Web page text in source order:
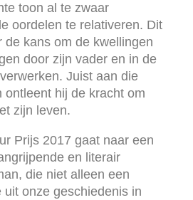
toon al te zwaar
oordelen te relativeren. Dit
de kans om de kwellingen
door zijn vader en in de
Juist aan die
ontleent hij de kracht om
zijn leven.
Prijs 2017 gaat naar een
en literair
die niet alleen een
uit onze geschiedenis in